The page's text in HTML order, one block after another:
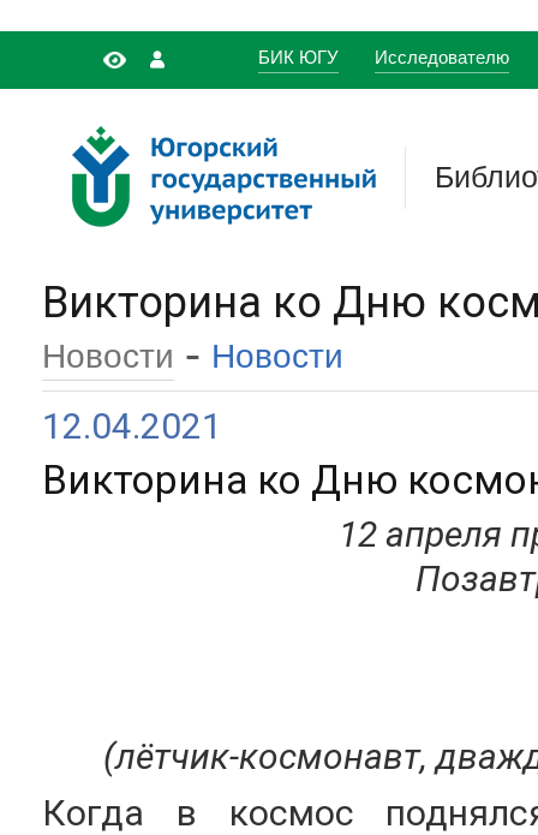
БИК ЮГУ Исследователю
Викторина ко Дню
Новости - Новости
12.04.2021
Викторина ко Дню
12 апреля
(лётчик-космонавт,
Когда в космос